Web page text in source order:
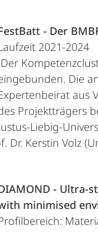
- Der
2021-2024
Der
Die
aus
Projektträgers
Liebig-
Dr. Kerstin Volz
- Ultra-
minimised